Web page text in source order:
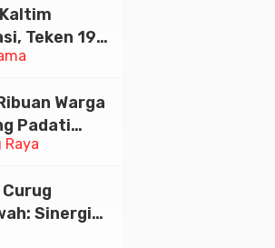
Teken 19
Ekonomi
Raya
Warga
Padati
Kamir
Sinergi
dan